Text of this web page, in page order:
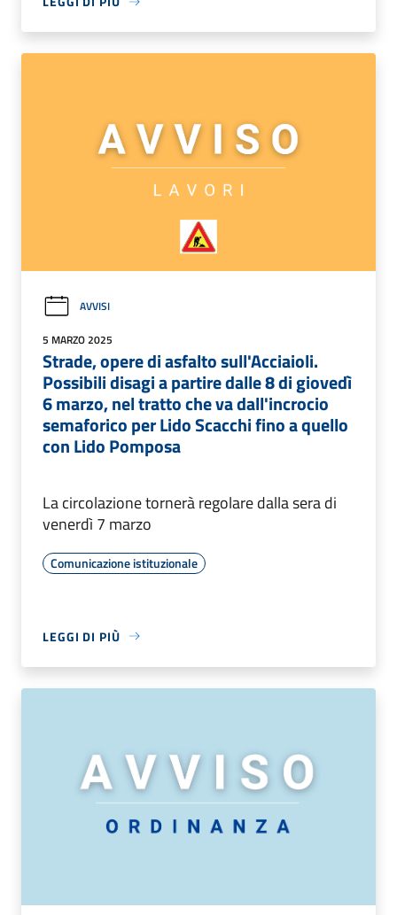
AVVISI
5 MARZO 2025
Strade, opere di asfalto sull'Acciaioli.
Possibili disagi a partire dalle 8 di giovedì
6 marzo, nel tratto che va dall'incrocio
semaforico per Lido Scacchi fino a quello
con Lido Pomposa
La circolazione tornerà regolare dalla sera di
venerdì 7 marzo
Comunicazione istituzionale
LEGGI DI PIÙ